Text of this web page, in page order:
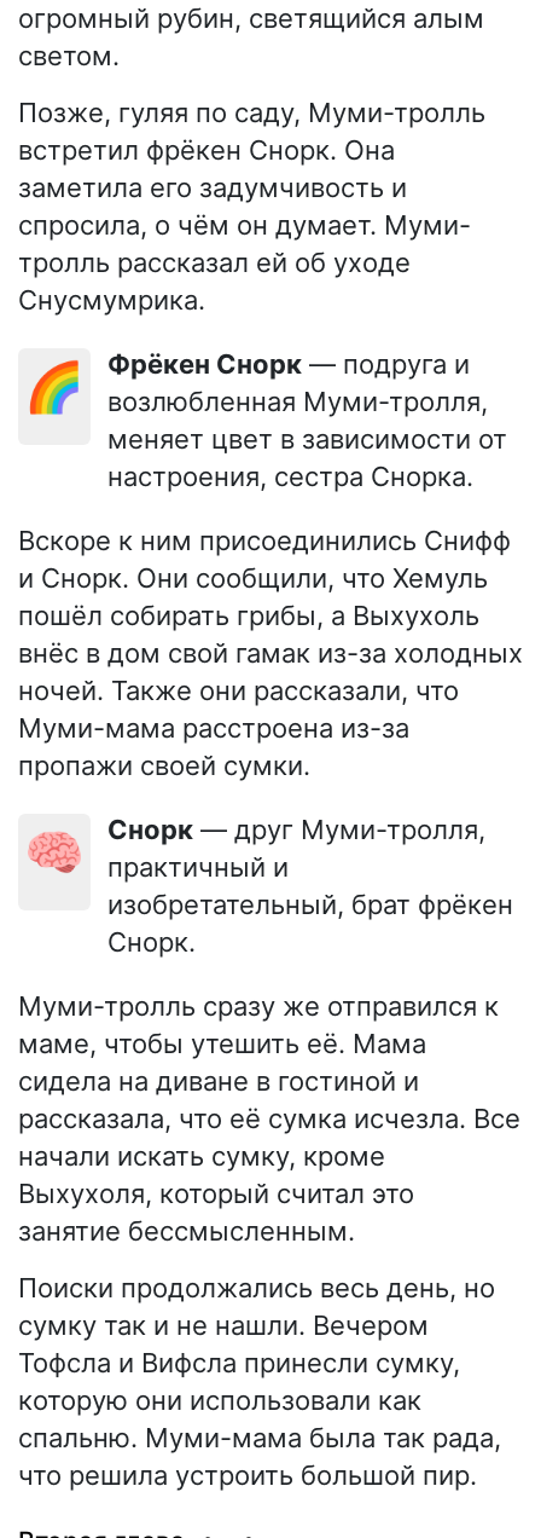
огромный рубин, светящийся алым
светом.
Позже, гуляя по саду, Муми-тролль
встретил фрёкен Снорк. Она
заметила его задумчивость и
спросила, о чём он думает. Муми-
тролль рассказал ей об уходе
Снусмумрика.
🌈 Фрёкен Снорк — подруга и
возлюбленная Муми-тролля,
меняет цвет в зависимости от
настроения, сестра Снорка.
Вскоре к ним присоединились Снифф
и Снорк. Они сообщили, что Хемуль
пошёл собирать грибы, а Выхухоль
внёс в дом свой гамак из-за холодных
ночей. Также они рассказали, что
Муми-мама расстроена из-за
пропажи своей сумки.
🧠 Снорк — друг Муми-тролля,
практичный и
изобретательный, брат фрёкен
Снорк.
Муми-тролль сразу же отправился к
маме, чтобы утешить её. Мама
сидела на диване в гостиной и
рассказала, что её сумка исчезла. Все
начали искать сумку, кроме
Выхухоля, который считал это
занятие бессмысленным.
Поиски продолжались весь день, но
сумку так и не нашли. Вечером
Тофсла и Вифсла принесли сумку,
которую они использовали как
спальню. Муми-мама была так рада,
что решила устроить большой пир.